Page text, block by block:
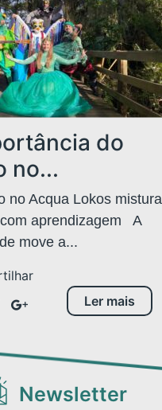
do
no...
no Acqua Lokos mistura
aprendizagem A
move a...
Ler mais
Newsletter